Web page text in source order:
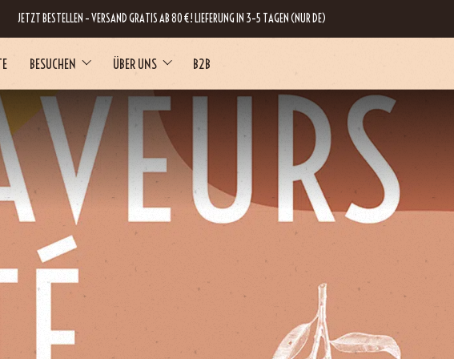
JETZT BESTELLEN – VERSAND GRATIS AB 80 €! LIEFERUNG IN 3–5 TAGEN (NUR DE)
BESUCHEN ÜBER UNS B2B